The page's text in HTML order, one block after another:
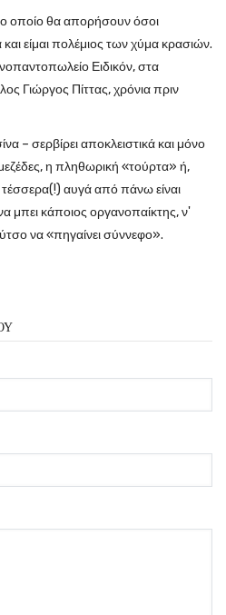
το οποίο θα απορήσουν όσοι
είμαι πολέμιος των χύμα κρασιών.
Ειδικόν, στα
Γιώργος Πίττας, χρόνια πριν
– σερβίρει αποκλειστικά και μόνο
η πληθωρική «τούρτα» ή,
αυγά από πάνω είναι
μπει κάποιος οργανοπαίκτης, ν'
να «πηγαίνει σύννεφο».